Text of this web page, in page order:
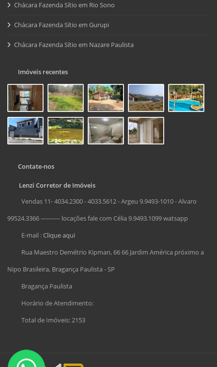
Chácara Fazenda Sítio em Rio Sono
Chácara Fazenda Sítio em Gurupi
Chácara Fazenda Sítio em Nazare Paulista
Imóveis recentes
Contate-nos
Lenzi Corretor de Imóveis
Vendas 11- 4034.2300 - 4033.5612 - Argeu 9.9493-1010 - Alvaro
99524.3366 ---------- locações fale com Célia 9.9493.1099 watsapp
E-mail :Clique aqui
Rua Maestro Demétrio Kipman, 66 66 Jardim América próximo a
Nipo Brasileira, Bragança Paulista - SP
Bragança Paulista
Horário de Atendimento:
Total de Imóveis: 2153